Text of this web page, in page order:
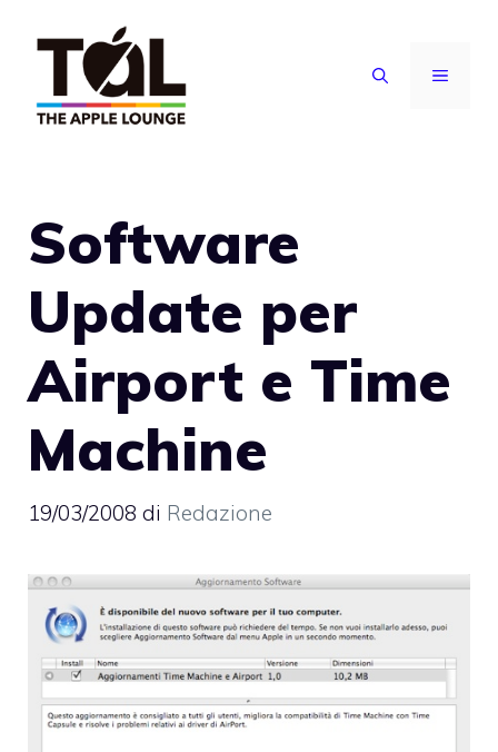
contenuto
MENU
Software
Update per
Airport e Time
Machine
19/03/2008 di Redazione